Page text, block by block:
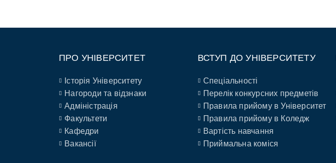
ПРО УНІВЕРСИТЕТ
Історія Університету
Нагороди та відзнаки
Адміністрація
Факультети
Кафедри
Вакансії
ВСТУП ДО УНІВЕРСИТЕТУ
Спеціальності
Перелік конкурсних предметів
Правила прийому в Університет
Правила прийому в Коледж
Вартість навчання
Приймальна коміся